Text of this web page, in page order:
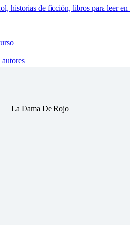
autores
Mafia SistemaFantasía